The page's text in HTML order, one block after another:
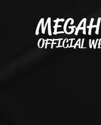
OFFICIAL